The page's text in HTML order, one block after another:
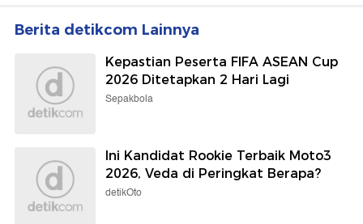
Berita detikcom Lainnya
Kepastian Peserta FIFA ASEAN Cup
2026 Ditetapkan 2 Hari Lagi
Sepakbola
Ini Kandidat Rookie Terbaik Moto3
2026, Veda di Peringkat Berapa?
detikOto